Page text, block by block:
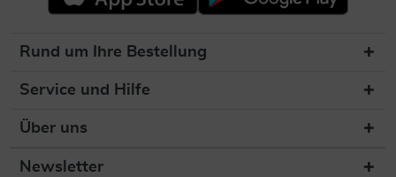
Rund um Ihre Bestellung
Service und Hilfe
Über uns
Newsletter